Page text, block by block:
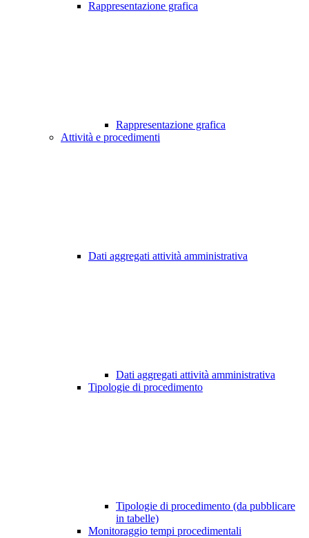
Rappresentazione grafica
Rappresentazione grafica
Attività e procedimenti
Dati aggregati attività amministrativa
Dati aggregati attività amministrativa
Tipologie di procedimento
Tipologie di procedimento (da pubblicare
in tabelle)
Monitoraggio tempi procedimentali